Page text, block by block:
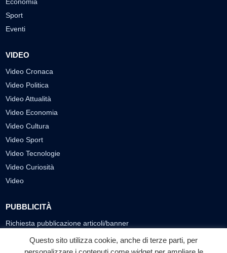
Sport
Eventi
VIDEO
Video Cronaca
Video Politica
Video Attualità
Video Economia
Video Cultura
Video Sport
Video Tecnologie
Video Curiosità
Video
PUBBLICITÀ
Richiesta pubblicazione articoli/banner
SEGUICI SUI SOCIAL
Questo sito utilizza cookie, anche di terze parti, per